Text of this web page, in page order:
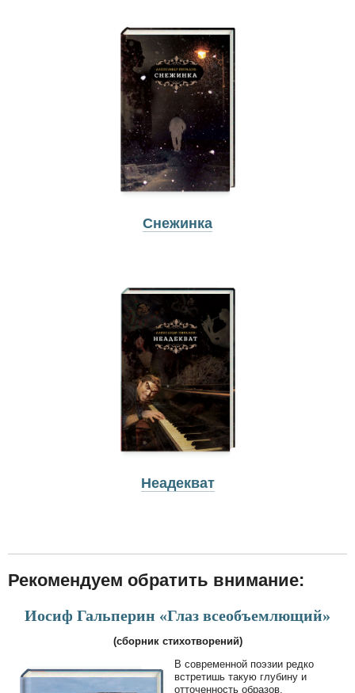
Снежинка
Неадекват
Рекомендуем обратить внимание:
Иосиф Гальперин «Глаз всеобъемлющий»
(сборник стихотворений)
В современной поэзии редко
встретишь такую глубину и
отточенность образов,